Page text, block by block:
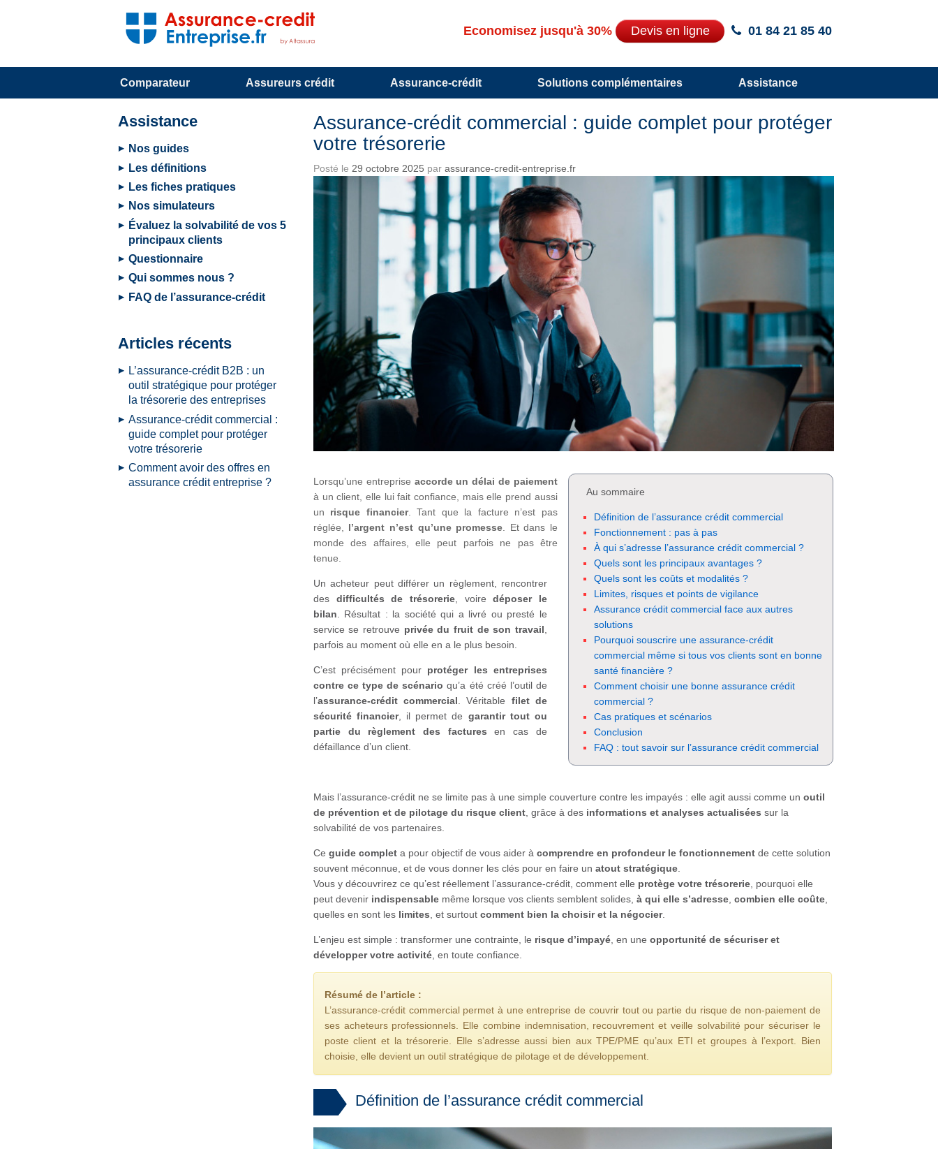
Economisez jusqu'à 30% Devis en ligne 01 84 21 85 40
Comparateur Assureurs crédit Assurance-crédit Solutions complémentaires Assistance
Assurance-crédit commercial : guide complet pour protéger
votre trésorerie
Posté le 29 octobre 2025 par assurance-credit-entreprise.fr
Lorsqu’une entreprise accorde un délai de paiement
à un client, elle lui fait confiance, mais elle prend aussi
un risque financier. Tant que la facture n’est pas
réglée, l’argent n’est qu’une promesse . Et dans le
monde des affaires, elle peut parfois ne pas être
tenue.
Un acheteur peut différer un règlement, rencontrer
des difficultés de trésorerie, voiredéposer le
bilan . Résultat : la société qui a livré ou presté le
service se retrouve privée du fruit de son travail
parfois au moment où elle en a le plus besoin.
C’est précisément pour protéger les entreprises
contre ce type de scénario qu’a été créé l’outil de
l’assurance-crédit commercial . Véritable filet de
sécurité financier, il permet de garantir tout ou
partie du règlement des factures en cas de
défaillance d’un client.
Au sommaire
Définition de l’assurance crédit commercial
Fonctionnement : pas à pas
À qui s’adresse l’assurance crédit commercial ?
Quels sont les principaux avantages ?
Quels sont les coûts et modalités ?
Limites, risques et points de vigilance
Assurance crédit commercial face aux autres
solutions
Pourquoi souscrire une assurance-crédit
commercial même si tous vos clients sont en bonne
santé financière ?
Comment choisir une bonne assurance crédit
commercial ?
Cas pratiques et scénarios
Conclusion
FAQ : tout savoir sur l’assurance crédit commercial
Mais l’assurance-crédit ne se limite pas à une simple couverture contre les impayés : elle agit aussi comme un outil
de prévention et de pilotage du risque client, grâce à des informations et analyses actualisées sur la
solvabilité de vos partenaires.
Ce guide completa pour objectif de vous aider à comprendre en profondeur le fonctionnementde cette solution
souvent méconnue, et de vous donner les clés pour en faire un atout stratégique.
Vous y découvrirez ce qu’est réellement l’assurance-crédit, comment elle protège votre trésorerie, pourquoi elle
peut devenir indispensablemême lorsque vos clients semblent solides, à qui elle s’adresse, combien elle coûte,
quelles en sont les limites , et surtout comment bien la choisir et la négocier.
L’enjeu est simple : transformer une contrainte, le risque d’impayé, en une opportunité de sécuriser et
développer votre activité, en toute confiance.
Résumé de l’article :
L’assurance-crédit commercial permet à une entreprise de couvrir tout ou partie du risque de non-paiement de
ses acheteurs professionnels. Elle combine indemnisation, recouvrement et veille solvabilité pour sécuriser le
poste client et la trésorerie. Elle s’adresse aussi bien aux TPE/PME qu’aux ETI et groupes à l’export. Bien
choisie, elle devient un outil stratégique de pilotage et de développement.
Définition de l’assurance crédit commercial
Assistance
Nos guides
Les définitions
Les fiches pratiques
Nos simulateurs
Évaluez la solvabilité de vos 5
principaux clients
Questionnaire
Qui sommes nous ?
FAQ de l’assurance-crédit
Articles récents
L’assurance-crédit B2B : un
outil stratégique pour protéger
la trésorerie des entreprises
Assurance-crédit commercial :
guide complet pour protéger
votre trésorerie
Comment avoir des offres en
assurance crédit entreprise ?